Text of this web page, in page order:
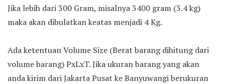
Jika lebih dari 300 Gram, misalnya 3400 gram (3.4 kg)
maka akan dibulatkan keatas menjadi 4 Kg.
Ada ketentuan Volume Size (Berat barang dihitung dari
volume barang) PxLxT. Jika ukuran barang yang akan
anda kirim dari Jakarta Pusat ke Banyuwangi berukuran